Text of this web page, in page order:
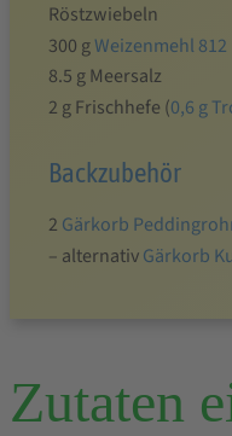
Röstzwiebeln
300 gWeizenmehl 812
8.5 g Meersalz
2 g Frischhefe (0,6 g
Backzubehör
2 Gärkorb
– alternativGärkorb
Zutaten